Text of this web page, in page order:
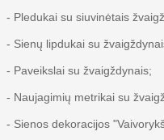
- Pledukai su siuvinėtais
- Sienų lipdukai su
- Paveikslai su žvaigždynais;
- Naujagimių metrikai su
- Sienos dekoracijos